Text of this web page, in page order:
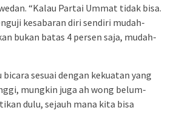
“Kalau Partai Ummat tidak bisa.
kesabaran diri sendiri mudah-
bukan batas 4 persen saja, mudah-
sesuai dengan kekuatan yang
mungkin juga ah wong belum-
dulu, sejauh mana kita bisa